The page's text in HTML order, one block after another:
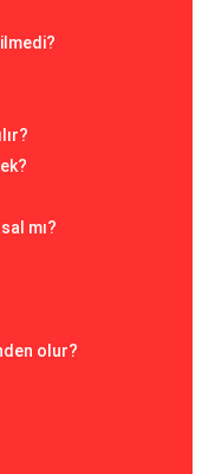
mı?
olur?